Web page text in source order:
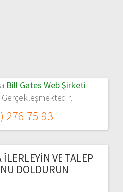
Bill Gates Web Şirketi
276 75 93
İLERLEYIN VE TALEP
DOLDURUN